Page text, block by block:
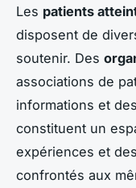
Les patients
disposent de
soutenir. Des
associations de
informations et
constituent un
expériences et
confrontés aux